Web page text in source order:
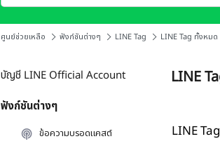
ศูนย์ช่วยเหลือ ฟังก์ชันต่างๆ LINE Tag LINE Tag ทั้งหมด
บัญชี LINE Official Account
ฟังก์ชันต่างๆ
ข้อความบรอดแคสต์
LINE
LINE